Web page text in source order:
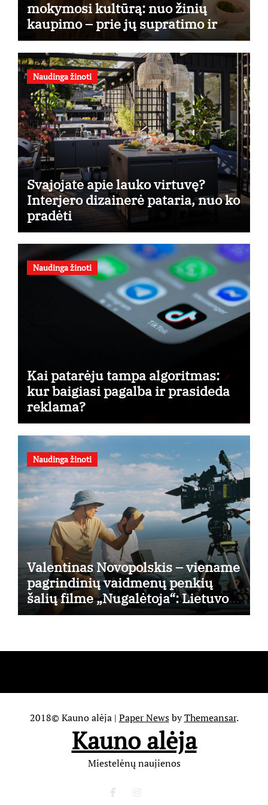
mokymosi kultūrą: nuo žinių
kaupimo – prie jų supratimo ir
taikymo
Naudinga žinoti
Svajojate apie lauko virtuvę?
Interjero dizainerė pataria, nuo ko
pradėti
Naudinga žinoti
Kai patarėju tampa algoritmas:
kur baigiasi pagalba ir prasideda
reklama?
Naudinga žinoti
Valentinas Novopolskis – viename
pagrindinių vaidmenų penkių
šalių filme „Nugalėtoja“: Lietuvos
kino teatruose – nuo rugpjūčio 7-
2018© Kauno alėja | Paper NewsbyThemeansar.
Kauno alėja
Miestelėnų naujienos